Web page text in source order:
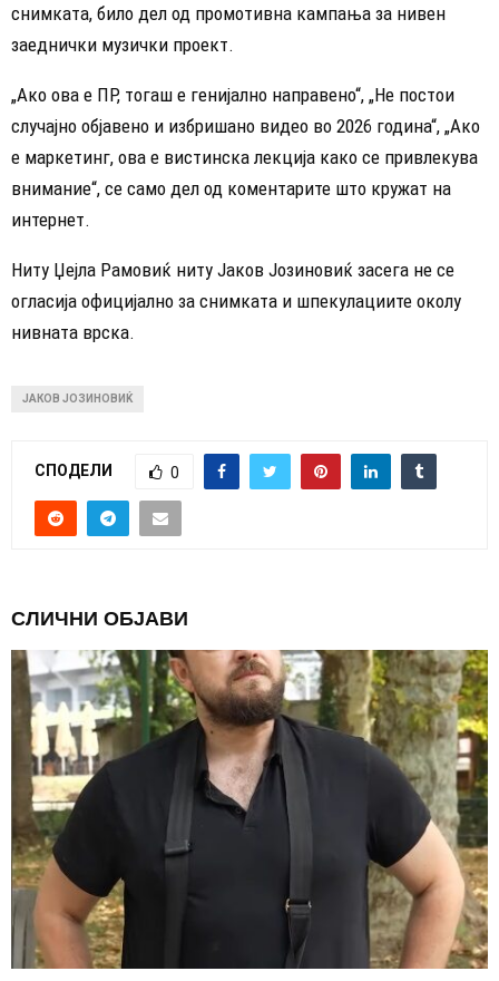
снимката, било дел од промотивна кампања за нивен
заеднички музички проект.
„Ако ова е ПР, тогаш е генијално направено“, „Не постои
случајно објавено и избришано видео во 2026 година“, „Ако
е маркетинг, ова е вистинска лекција како се привлекува
внимание“, се само дел од коментарите што кружат на
интернет.
Ниту Џејла Рамовиќ ниту Јаков Јозиновиќ засега не се
огласија официјално за снимката и шпекулациите околу
нивната врска.
ЈАКОВ ЈОЗИНОВИЌ
СПОДЕЛИ 0
СЛИЧНИ ОБЈАВИ